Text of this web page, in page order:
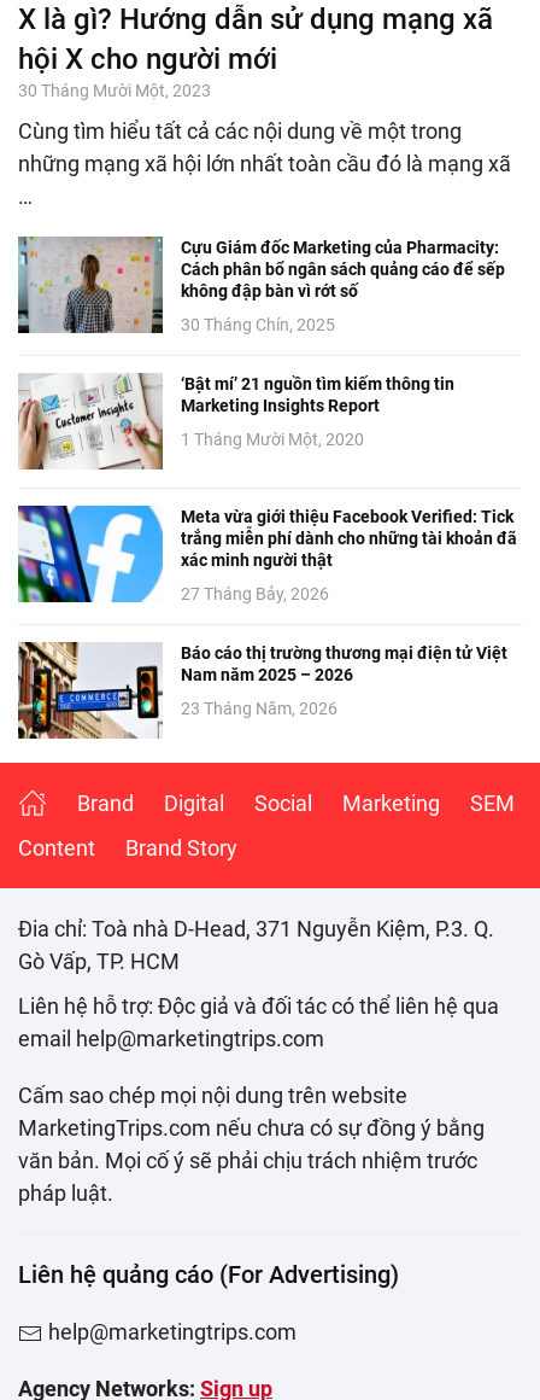
X là gì? Hướng dẫn sử dụng mạng xã
hội X cho người mới
30 Tháng Mười Một, 2023
Cùng tìm hiểu tất cả các nội dung về một trong
những mạng xã hội lớn nhất toàn cầu đó là mạng xã
…
Cựu Giám đốc Marketing của Pharmacity:
Cách phân bổ ngân sách quảng cáo để sếp
không đập bàn vì rớt số
30 Tháng Chín, 2025
‘Bật mí’ 21 nguồn tìm kiếm thông tin
Marketing Insights Report
1 Tháng Mười Một, 2020
Meta vừa giới thiệu Facebook Verified: Tick
trắng miễn phí dành cho những tài khoản đã
xác minh người thật
27 Tháng Bảy, 2026
Báo cáo thị trường thương mại điện tử Việt
Nam năm 2025 – 2026
23 Tháng Năm, 2026
Brand Digital Social Marketing
SEM
Content
Brand Story
Đia chỉ: Toà nhà D-Head, 371 Nguyễn Kiệm, P.3. Q.
Gò Vấp, TP. HCM
Liên hệ hỗ trợ: Độc giả và đối tác có thể liên hệ qua
email help@marketingtrips.com
Cấm sao chép mọi nội dung trên website
MarketingTrips.com nếu chưa có sự đồng ý bằng
văn bản. Mọi cố ý sẽ phải chịu trách nhiệm trước
pháp luật.
Liên hệ quảng cáo (For Advertising)
help@marketingtrips.com
Agency Networks: Sign up